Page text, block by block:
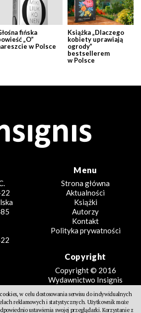
fińska
„O”
w Polsce
Książka „Dlaczego
kobiety uprawiają
ogrody”
bestsellerem
w Polsce
Menu
Strona główna
Aktualności
Książki
Autorzy
Kontakt
Polityka prywatności
Copyright
Copyright © 2016
Wydawnictwo Insignis
Projekt
w celu dostosowania serwisu do indywidualnych
reklamowych i statystycznych. Użytkownik może
ustawienia swojej przeglądarki. Korzystanie z